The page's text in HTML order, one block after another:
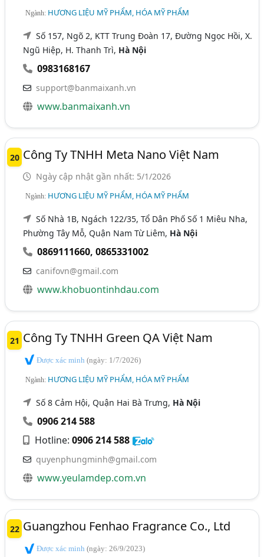
Ngành: HƯƠNG LIỆU MỸ PHẨM, HÓA MỸ PHẨM
Số 157, Ngõ 2, KTT Trung Đoàn 17, Đường Ngọc Hồi, X.
Ngũ Hiệp, H. Thanh Trì, Hà Nội
0983168167
support@banmaixanh.vn
www.banmaixanh.vn
20 Công Ty TNHH Meta Nano Việt Nam
Ngày cập nhật gần nhất: 5/1/2026
Ngành: HƯƠNG LIỆU MỸ PHẨM, HÓA MỸ PHẨM
Số Nhà 1B, Ngách 122/35, Tổ Dân Phố Số 1 Miêu Nha,
Phường Tây Mỗ, Quận Nam Từ Liêm, Hà Nội
0869111660,0865331002
canifovn@gmail.com
www.khobuontinhdau.com
21 Công Ty TNHH Green QA Việt Nam
Được xác minh(ngày: 1/7/2026)
Ngành: HƯƠNG LIỆU MỸ PHẨM, HÓA MỸ PHẨM
Số 8 Cảm Hội, Quận Hai Bà Trưng, Hà Nội
0906 214 588
Hotline:0906 214 588
quyenphungminh@gmail.com
www.yeulamdep.com.vn
22 Guangzhou Fenhao Fragrance Co., Ltd
Được xác minh(ngày: 26/9/2023)